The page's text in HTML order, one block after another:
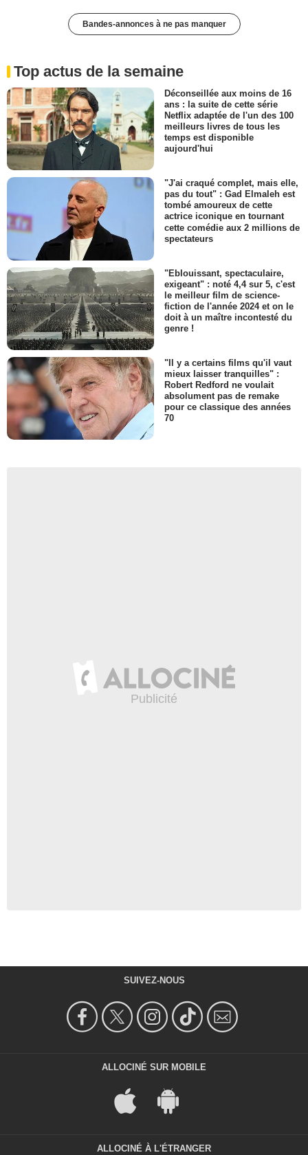
Bandes-annonces à ne pas manquer
Top actus de la semaine
Déconseillée aux moins de 16
ans : la suite de cette série
Netflix adaptée de l'un des 100
meilleurs livres de tous les
temps est disponible
aujourd'hui
"J'ai craqué complet, mais elle,
pas du tout" : Gad Elmaleh est
tombé amoureux de cette
actrice iconique en tournant
cette comédie aux 2 millions de
spectateurs
"Eblouissant, spectaculaire,
exigeant" : noté 4,4 sur 5, c'est
le meilleur film de science-
fiction de l'année 2024 et on le
doit à un maître incontesté du
genre !
"Il y a certains films qu'il vaut
mieux laisser tranquilles" :
Robert Redford ne voulait
absolument pas de remake
pour ce classique des années
70
SUIVEZ-NOUS
ALLOCINÉ SUR MOBILE
ALLOCINÉ À L'ÉTRANGER